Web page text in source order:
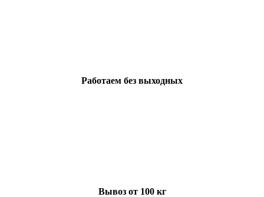
Работаем без выходных
Вывоз от 100 кг